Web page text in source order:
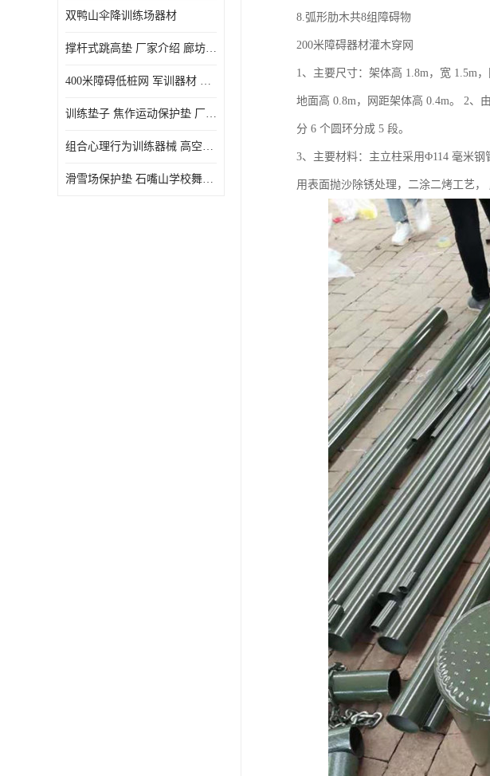
双鸭山伞降训练场器材
撑杆式跳高垫 厂家介绍 廊坊舞蹈室体操垫
400米障碍低桩网 军训器材 厂家实物图
训练垫子 焦作运动保护垫 厂家销售
组合心理行为训练器械 高空拓展训练架 守信厂家
滑雪场保护垫 石嘴山学校舞蹈垫
8.弧形肋木共8组障碍物
200米障碍器材灌木穿网
1、主要尺寸：架体高 1.8m，宽 1.5m
地面高 0.8m，网距架体高 0.4m。 2、
分 6 个圆环分成 5 段。
3、主要材料：主立柱采用Φ114 毫米
用表面抛沙除锈处理，二涂二烤工艺